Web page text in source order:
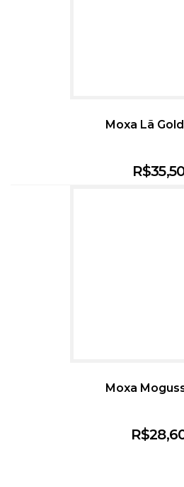
Moxa Lã
R$
Moxa
R$